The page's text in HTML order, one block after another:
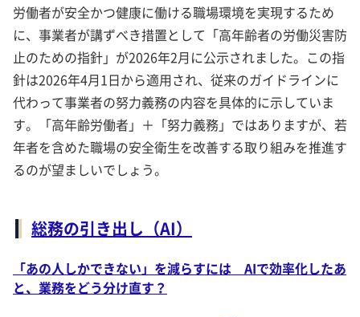
労働者が安全かつ健康に働ける職場環境を実現するため
に、事業者が講ずべき措置として「高年齢者の労働災害防
止のための指針」が2026年2月に公示されました。この指
針は2026年4月1日から適用され、従来のガイドラインに
代わって事業者の努力義務の内容を具体的に示していま
す。「高年齢労働者」＋「努力義務」ではありますが、若
年者を含めた職場の安全衛生を改善する取り組みを推進す
るのが望ましいでしょう。
総務の引き出し（AI）
「あの人しかできない」を減らすには AIで効率化したあ
と、業務をどう分け直す？